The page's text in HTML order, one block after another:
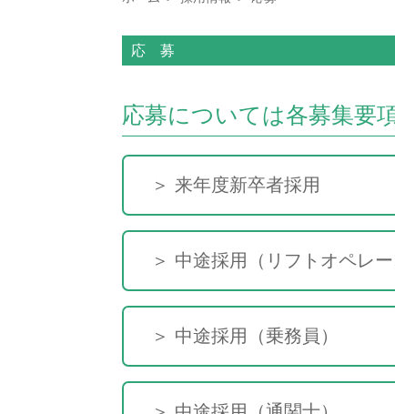
応 募
応募については各募集要
＞ 来年度新卒者採用
＞ 中途採用（リフトオペレー
＞ 中途採用（乗務員）